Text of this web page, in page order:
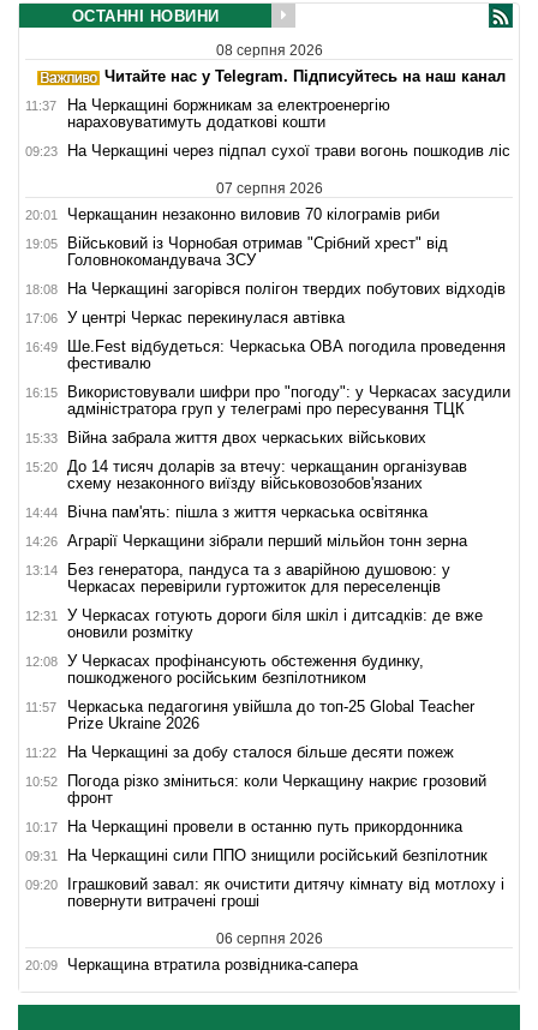
ОСТАННІ НОВИНИ
08 серпня 2026
Читайте нас у Telegram. Підписуйтесь на наш канал
11:37
На Черкащині боржникам за електроенергію
нараховуватимуть додаткові кошти
09:23 На Черкащині через підпал сухої трави вогонь пошкодив ліс
07 серпня 2026
20:01 Черкащанин незаконно виловив 70 кілограмів риби
19:05
Військовий із Чорнобая отримав "Срібний хрест" від
Головнокомандувача ЗСУ
18:08 На Черкащині загорівся полігон твердих побутових відходів
17:06 У центрі Черкас перекинулася автівка
16:49
Ше.Fest відбудеться: Черкаська ОВА погодила проведення
фестивалю
16:15
Використовували шифри про "погоду": у Черкасах засудили
адміністратора груп у телеграмі про пересування ТЦК
15:33 Війна забрала життя двох черкаських військових
15:20
До 14 тисяч доларів за втечу: черкащанин організував
схему незаконного виїзду військовозобов'язаних
14:44 Вічна пам'ять: пішла з життя черкаська освітянка
14:26 Аграрії Черкащини зібрали перший мільйон тонн зерна
13:14
Без генератора, пандуса та з аварійною душовою: у
Черкасах перевірили гуртожиток для переселенців
12:31
У Черкасах готують дороги біля шкіл і дитсадків: де вже
оновили розмітку
12:08
У Черкасах профінансують обстеження будинку,
пошкодженого російським безпілотником
11:57
Черкаська педагогиня увійшла до топ-25 Global Teacher
Prize Ukraine 2026
11:22 На Черкащині за добу сталося більше десяти пожеж
10:52
Погода різко зміниться: коли Черкащину накриє грозовий
фронт
10:17 На Черкащині провели в останню путь прикордонника
09:31 На Черкащині сили ППО знищили російський безпілотник
09:20
Іграшковий завал: як очистити дитячу кімнату від мотлоху і
повернути витрачені гроші
06 серпня 2026
20:09 Черкащина втратила розвідника-сапера